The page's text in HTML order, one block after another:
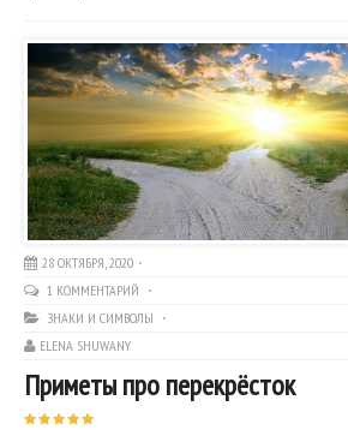
28 ОКТЯБРЯ, 2020
1 КОММЕНТАРИЙ
ЗНАКИ И СИМВОЛЫ
ELENA SHUWANY
Приметы про перекрёсток